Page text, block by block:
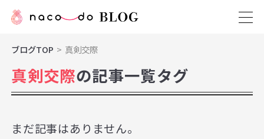
ブログTOP 真剣交際
真剣交際の記事一覧タグ
まだ記事はありません。